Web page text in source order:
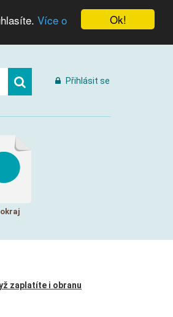
Ok!
Více o
Přihlásit se
zaplatíte i obranu